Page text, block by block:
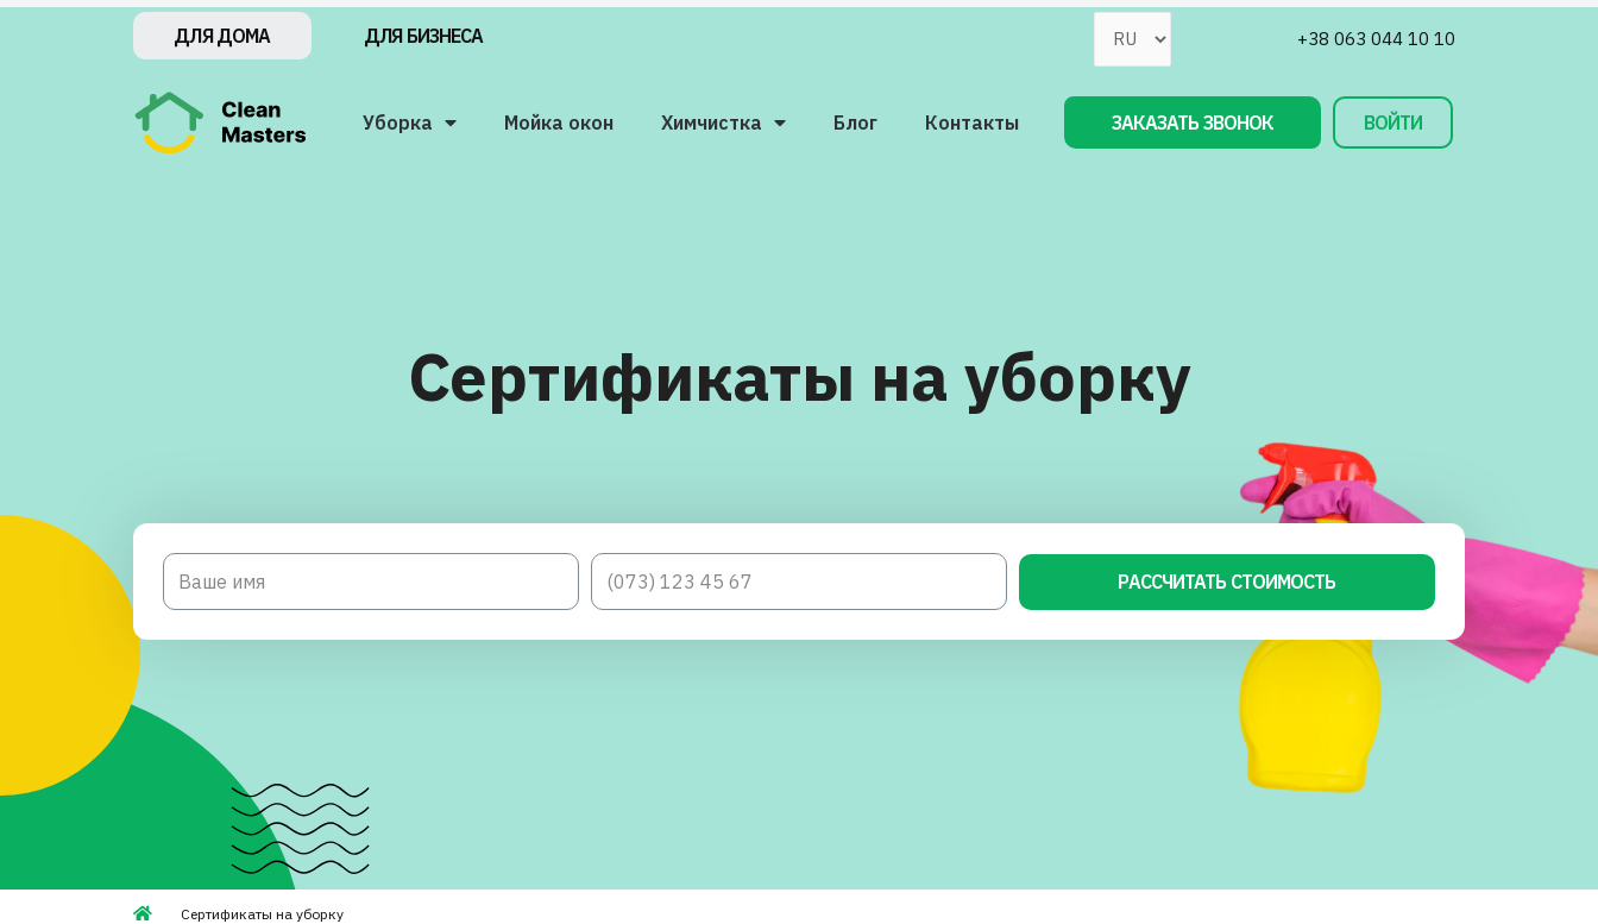
ДЛЯ ДОМА ДЛЯ БИЗНЕСА +38 063 044 10 10
Уборка Мойка окон Химчистка Блог Контакты ЗАКАЗАТЬ ЗВОНОК ВОЙТИ
Сертификаты на уборку
РАССЧИТАТЬ СТОИМОСТЬ
Сертификаты на уборку